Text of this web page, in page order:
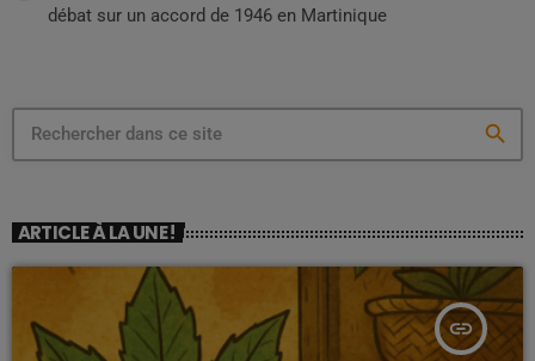
débat sur un accord de 1946 en Martinique
search
ARTICLE À LA UNE !
insert_link